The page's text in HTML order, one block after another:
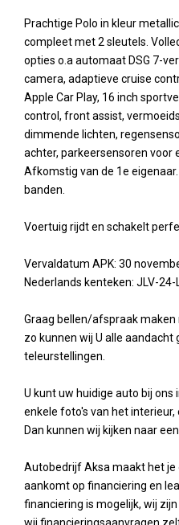
Prachtige Polo in kleur
compleet met 2 sleutels.
opties o.a automaat DSG 7-
camera, adaptieve cruise
Apple Car Play, 16 inch
control, front assist,
dimmende lichten,
achter, parkeersensoren voor
Afkomstig van de 1e
banden.
Voertuig rijdt en schakelt
Vervaldatum APK: 30
Nederlands kenteken: JLV-24-
Graag bellen/afspraak
zo kunnen wij U alle aandacht
teleurstellingen.
U kunt uw huidige auto bij ons
enkele foto's van het
Dan kunnen wij kijken naar
Autobedrijf Aksa maakt het je
aankomt op financiering en
financiering is mogelijk, wij